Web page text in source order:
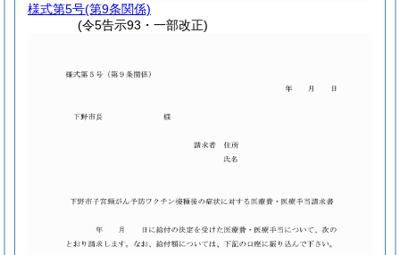
様式第5号(第9条関係)
(令5告示93・一部改正)